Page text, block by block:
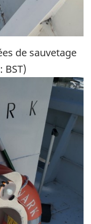
de sauvetage
BST)